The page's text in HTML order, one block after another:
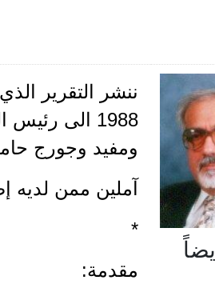
1988 الى
ومفيد وجورج
آملين ممن لديه
*
مقدمة: